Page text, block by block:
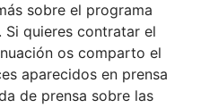
sobre el programa
Si quieres contratar el
os comparto el
aparecidos en prensa
de prensa sobre las